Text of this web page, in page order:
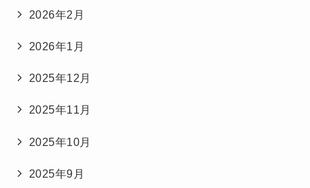
2026年2月
2026年1月
2025年12月
2025年11月
2025年10月
2025年9月